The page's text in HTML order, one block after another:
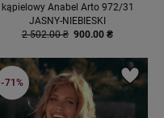
kąpielowy Anabel Arto 972/31
JASNY-NIEBIESKI
2 502.00 ₴ 900.00 ₴
-71%